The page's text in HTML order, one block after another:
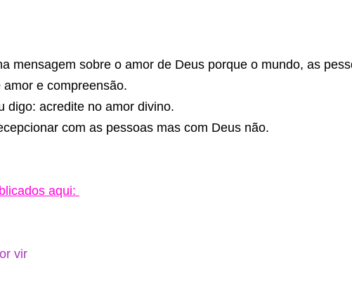
mensagem sobre o amor de Deus porque o mundo, as
e compreensão.
digo: acredite no amor divino.
com as pessoas mas com Deus não.
aqui:
vir